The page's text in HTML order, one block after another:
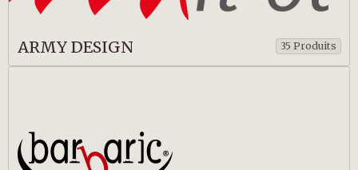
ARMY DESIGN 35 Produits